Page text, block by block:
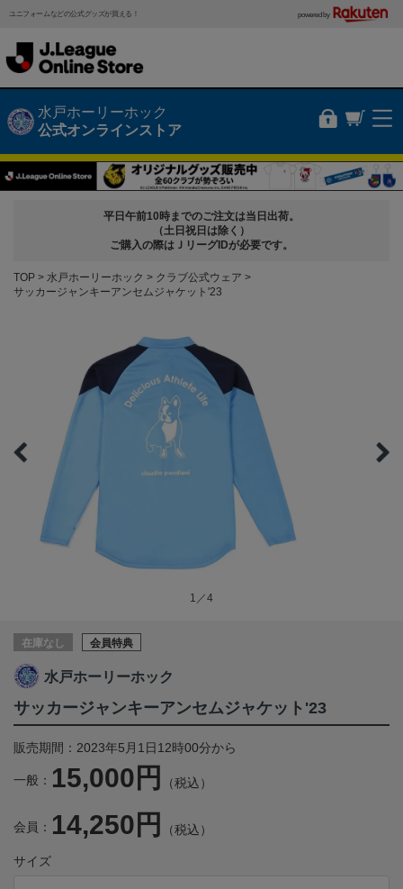
ユニフォームなどの公式グッズが買える！ powered by
水戸ホーリーホック
公式オンラインストア
平日午前10時までのご注文は当日出荷。
（土日祝日は除く）
ご購入の際はＪリーグIDが必要です。
TOP 水戸ホーリーホック
クラブ公式ウェア
サッカージャンキーアンセムジャケット'23
1／4
在庫なし 会員特典
水戸ホーリーホック
サッカージャンキーアンセムジャケット'23
販売期間：2023年5月1日12時00分から
一般： 15,000円 （税込）
会員： 14,250円 （税込）
サイズ